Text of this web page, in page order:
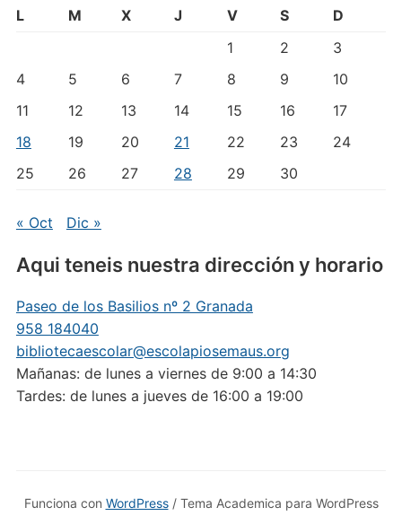
L M X J V S
D
1
2
3
4
5 6 7 8 9
10
11
12 13 14 15 16
17
18
19 20 21 22 23
24
25
26 27 28 29 30
« Oct Dic »
Aqui teneis nuestra dirección y horario
Paseo de los Basilios nº 2 Granada
958 184040
bibliotecaescolar@escolapiosemaus.org
Mañanas: de lunes a viernes de 9:00 a 14:30
Tardes: de lunes a jueves de 16:00 a 19:00
Funciona con WordPress/ Tema Academica para WordPress